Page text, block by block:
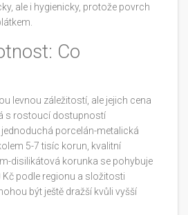
ale i hygienicky, protože povrch
Co
levnou záležitostí, ale jejich cena
s rostoucí dostupností
porcelán-metalická
5-7 tisíc korun, kvalitní
disilikátová korunka se pohybuje
Kč podle regionu a složitosti
být ještě dražší kvůli vyšší